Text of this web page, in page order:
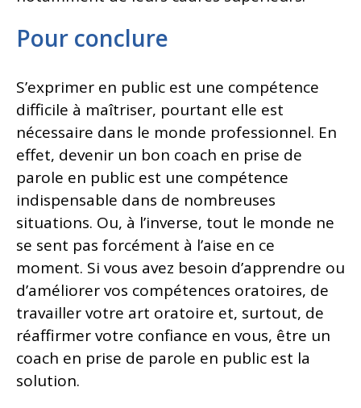
Pour conclure
S’exprimer en public est une compétence
difficile à maîtriser, pourtant elle est
nécessaire dans le monde professionnel. En
effet, devenir un bon coach en prise de
parole en public est une compétence
indispensable dans de nombreuses
situations. Ou, à l’inverse, tout le monde ne
se sent pas forcément à l’aise en ce
moment. Si vous avez besoin d’apprendre ou
d’améliorer vos compétences oratoires, de
travailler votre art oratoire et, surtout, de
réaffirmer votre confiance en vous, être un
coach en prise de parole en public est la
solution.